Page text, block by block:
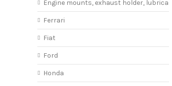
Engine mounts, exhaust holder, lubricant
Ferrari
Fiat
Ford
Honda